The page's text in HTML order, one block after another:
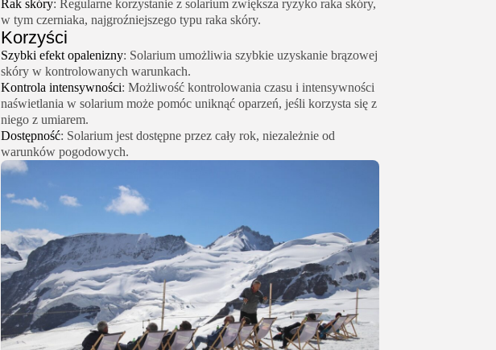
Rak skóry: Regularne korzystanie z solarium zwiększa ryzyko raka skóry,
w tym czerniaka, najgroźniejszego typu raka skóry.
Korzyści
Szybki efekt opalenizny: Solarium umożliwia szybkie uzyskanie brązowej
skóry w kontrolowanych warunkach.
Kontrola intensywności: Możliwość kontrolowania czasu i intensywności
naświetlania w solarium może pomóc uniknąć oparzeń, jeśli korzysta się z
niego z umiarem.
Dostępność: Solarium jest dostępne przez cały rok, niezależnie od
warunków pogodowych.